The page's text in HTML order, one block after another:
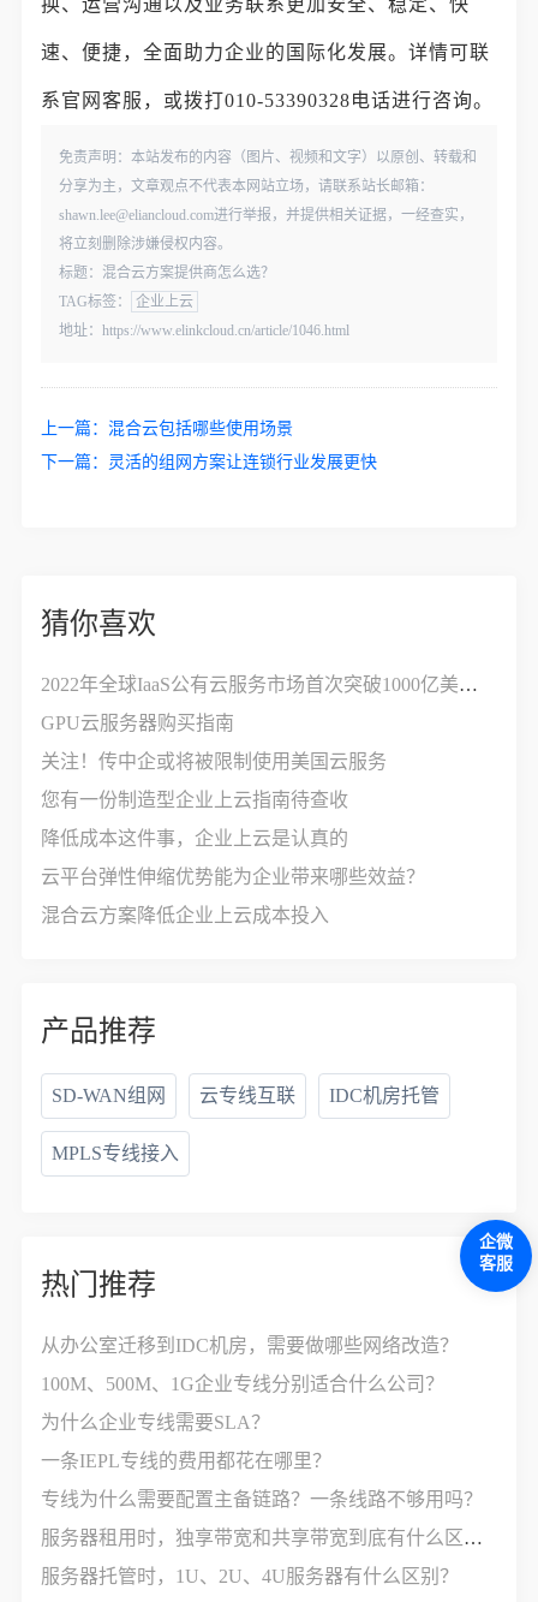
速、便捷，全面助力企业的国际化发展。详情可联
系官网客服，或拨打010-53390328电话进行咨询。
免责声明：本站发布的内容（图片、视频和文字）以原创、转载和
分享为主，文章观点不代表本网站立场，请联系站长邮箱：
shawn.lee@eliancloud.com进行举报，并提供相关证据，一经查实，
将立刻删除涉嫌侵权内容。
标题：混合云方案提供商怎么选？
TAG标签：
企业上云
地址：https://www.elinkcloud.cn/article/1046.html
上一篇： 混合云包括哪些使用场景
下一篇： 灵活的组网方案让连锁行业发展更快
猜你喜欢
2022年全球IaaS公有云服务市场首次突破1000亿美元，增长率达30%
GPU云服务器购买指南
关注！传中企或将被限制使用美国云服务
您有一份制造型企业上云指南待查收
降低成本这件事，企业上云是认真的
云平台弹性伸缩优势能为企业带来哪些效益？
混合云方案降低企业上云成本投入
产品推荐
SD-WAN组网 云专线互联 IDC机房托管
MPLS专线接入
热门推荐
从办公室迁移到IDC机房，需要做哪些网络改造？
100M、500M、1G企业专线分别适合什么公司？
为什么企业专线需要SLA？
一条IEPL专线的费用都花在哪里？
专线为什么需要配置主备链路？一条线路不够用吗？
服务器租用时，独享带宽和共享带宽到底有什么区别？
服务器托管时，1U、2U、4U服务器有什么区别？
企微
客服